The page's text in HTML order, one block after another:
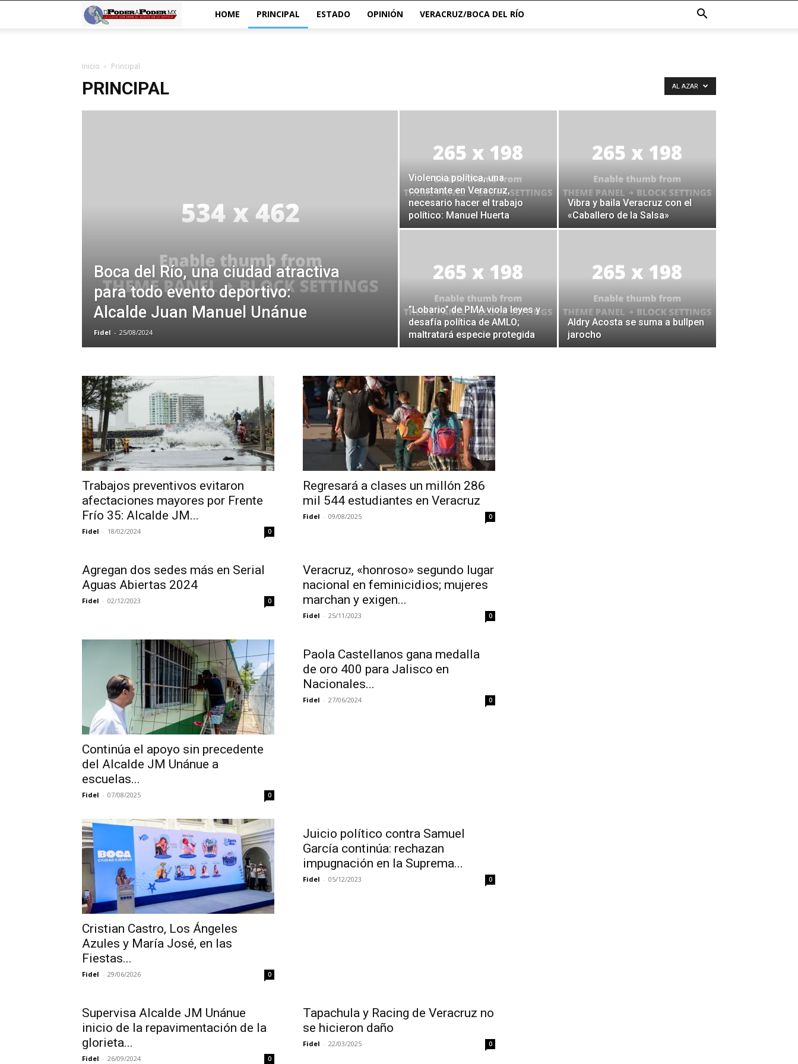
HOME PRINCIPAL ESTADO OPINIÓN VERACRUZ/BOCA DEL RÍO
Inicio Principal
PRINCIPAL AL AZAR
Boca del Río, una ciudad atractiva
para todo evento deportivo:
Alcalde Juan Manuel Unánue
Fidel - 25/08/2024
Violencia política, una
constante en Veracruz,
necesario hacer el trabajo
político: Manuel Huerta
Vibra y baila Veracruz con el
«Caballero de la Salsa»
”Lobario” de PMA viola leyes y
desafía política de AMLO;
maltratará especie protegida
Aldry Acosta se suma a bullpen
jarocho
Trabajos preventivos evitaron
afectaciones mayores por Frente
Frío 35: Alcalde JM...
Fidel - 18/02/2024 0
Regresará a clases un millón 286
mil 544 estudiantes en Veracruz
Fidel - 09/08/2025 0
Agregan dos sedes más en Serial
Aguas Abiertas 2024
Fidel - 02/12/2023 0
Veracruz, «honroso» segundo lugar
nacional en feminicidios; mujeres
marchan y exigen...
Fidel - 25/11/2023 0
Continúa el apoyo sin precedente
del Alcalde JM Unánue a
escuelas...
Fidel - 07/08/2025 0
Paola Castellanos gana medalla
de oro 400 para Jalisco en
Nacionales...
Fidel - 27/06/2024 0
Cristian Castro, Los Ángeles
Azules y María José, en las
Fiestas...
Fidel - 29/06/2026 0
Juicio político contra Samuel
García continúa: rechazan
impugnación en la Suprema...
Fidel - 05/12/2023 0
Supervisa Alcalde JM Unánue
inicio de la repavimentación de la
glorieta...
Fidel - 26/09/2024 0
Tapachula y Racing de Veracruz no
se hicieron daño
Fidel - 22/03/2025 0